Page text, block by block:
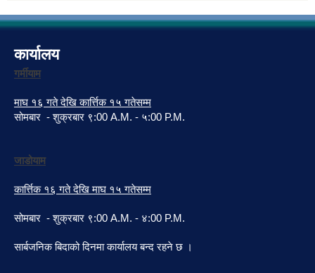
कार्यालय
गर्मीयाम
माघ १६ गते देखि कार्त्तिक १५ गतेसम्म
सोमबार - शुक्रबार ९:00 A.M. - ५:00 P.M.
जाडोयाम
कार्त्तिक १६ गते देखि माघ १५ गतेसम्म
सोमबार - शुक्रबार ९:00 A.M. - ४:00 P.M.
सार्बजनिक बिदाको दिनमा कार्यालय बन्द रहने छ ।